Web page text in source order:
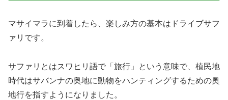
マサイマラに到着したら、楽しみ方の基本はドライブサフ
ァリです。
サファリとはスワヒリ語で「旅行」という意味で、植民地
時代はサバンナの奥地に動物をハンティングするための奥
地行を指すようになりました。